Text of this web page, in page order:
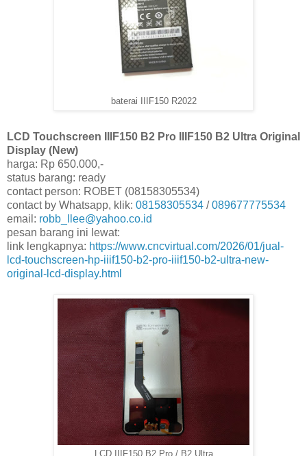
baterai IIIF150 R2022
LCD Touchscreen IIIF150 B2 Pro IIIF150 B2 Ultra Original
Display (New)
harga: Rp 650.000,-
status barang: ready
contact person: ROBET (08158305534)
contact by Whatsapp, klik: 08158305534 /089677775534
email: robb_llee@yahoo.co.id
pesan barang ini lewat:
link lengkapnya: https://www.cncvirtual.com/2026/01/jual-
lcd-touchscreen-hp-iiif150-b2-pro-iiif150-b2-ultra-new-
original-lcd-display.html
LCD IIIF150 B2 Pro / B2 Ultra